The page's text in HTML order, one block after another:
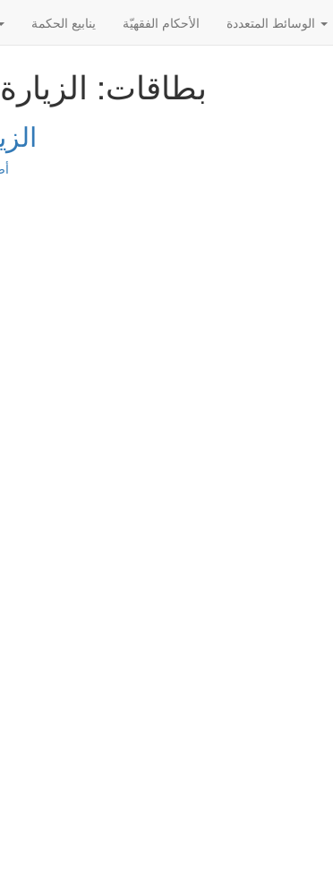
ينابيع الحكمة الأحکام الفقهیّة
بطاقات: